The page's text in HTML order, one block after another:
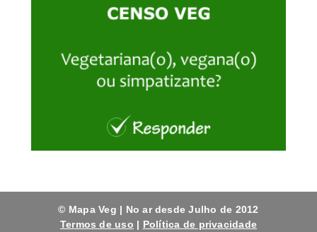
© Mapa Veg | No ar desde Julho de 2012
Termos de uso | Política de privacidade